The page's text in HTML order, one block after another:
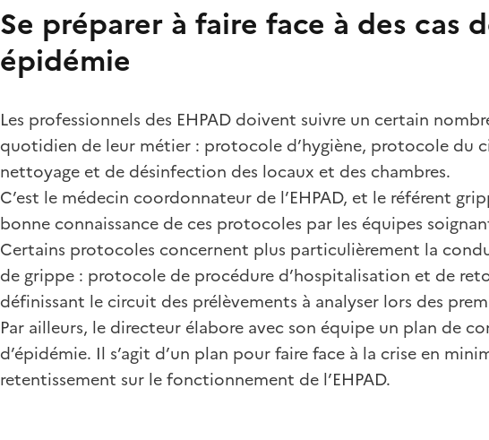
Se préparer à faire face à des cas
épidémie
Les professionnels des EHPAD doivent suivre un certain
quotidien de leur métier : protocole d’hygiène, protocole du
nettoyage et de désinfection des locaux et des chambres.
C’est le médecin coordonnateur de l’EHPAD, et le référent
bonne connaissance de ces protocoles par les équipes
Certains protocoles concernent plus particulièrement la
de grippe : protocole de procédure d’hospitalisation et de
définissant le circuit des prélèvements à analyser lors des
Par ailleurs, le directeur élabore avec son équipe un plan de
d’épidémie. Il s’agit d’un plan pour faire face à la crise en
retentissement sur le fonctionnement de l’EHPAD.